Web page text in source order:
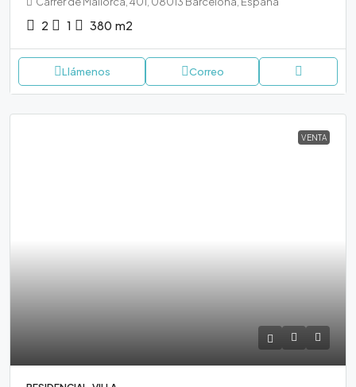
2 1 380 m2
Llámenos Correo
VENTA